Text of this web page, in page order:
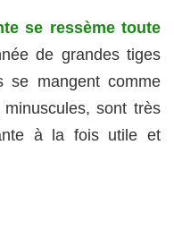
se ressème toute
de grandes tiges
se mangent comme
sont très
à la fois utile et